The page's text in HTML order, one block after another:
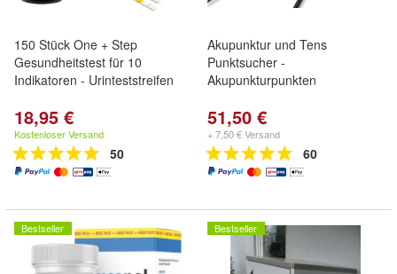
150 Stück One + Step
Gesundheitstest für 10
Indikatoren - Urinteststreifen
18,95 €
Kostenloser Versand
50
Akupunktur und Tens
Punktsucher -
Akupunkturpunkten
51,50 €
+ 7,50 € Versand
60
Bestseller Bestseller